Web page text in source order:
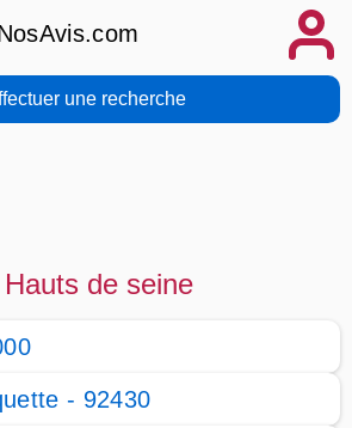
une recherche
de seine
- 92430